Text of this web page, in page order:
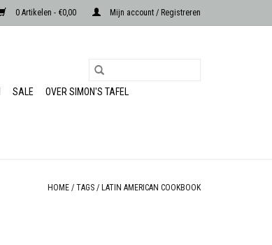
0 Artikelen - €0,00 Mijn account / Registreren
SALE
OVER SIMON'S TAFEL
HOME / TAGS / LATIN AMERICAN COOKBOOK